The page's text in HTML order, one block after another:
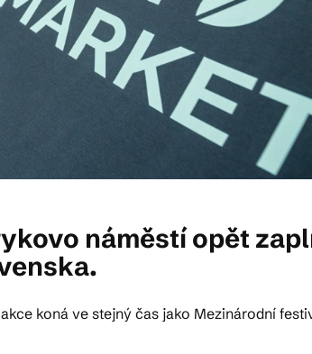
náměstí opět
koná ve stejný čas jako Mezinárodní